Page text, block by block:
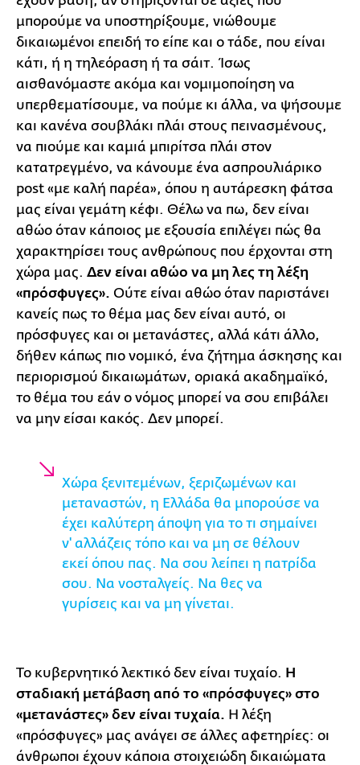
μπορούμε να υποστηρίξουμε, νιώθουμε
δικαιωμένοι επειδή το είπε και ο τάδε, που είναι
κάτι, ή η τηλεόραση ή τα σάιτ. Ίσως
αισθανόμαστε ακόμα και νομιμοποίηση να
υπερθεματίσουμε, να πούμε κι άλλα, να ψήσουμε
και κανένα σουβλάκι πλάι στους πεινασμένους,
να πιούμε και καμιά μπιρίτσα πλάι στον
κατατρεγμένο, να κάνουμε ένα ασπρουλιάρικο
post «με καλή παρέα», όπου η αυτάρεσκη φάτσα
μας είναι γεμάτη κέφι. Θέλω να πω, δεν είναι
αθώο όταν κάποιος με εξουσία επιλέγει πώς θα
χαρακτηρίσει τους ανθρώπους που έρχονται στη
χώρα μας. Δεν είναι αθώο να μη λες τη λέξη
«πρόσφυγες». Ούτε είναι αθώο όταν παριστάνει
κανείς πως το θέμα μας δεν είναι αυτό, οι
πρόσφυγες και οι μετανάστες, αλλά κάτι άλλο,
δήθεν κάπως πιο νομικό, ένα ζήτημα άσκησης και
περιορισμού δικαιωμάτων, οριακά ακαδημαϊκό,
το θέμα του εάν ο νόμος μπορεί να σου επιβάλει
να μην είσαι κακός. Δεν μπορεί.
Χώρα ξενιτεμένων, ξεριζωμένων και
μεταναστών, η Ελλάδα θα μπορούσε να
έχει καλύτερη άποψη για το τι σημαίνει
ν' αλλάζεις τόπο και να μη σε θέλουν
εκεί όπου πας. Να σου λείπει η πατρίδα
σου. Να νοσταλγείς. Να θες να
γυρίσεις και να μη γίνεται.
Το κυβερνητικό λεκτικό δεν είναι τυχαίο. Η
σταδιακή μετάβαση από το «πρόσφυγες» στο
«μετανάστες» δεν είναι τυχαία. Η λέξη
«πρόσφυγες» μας ανάγει σε άλλες αφετηρίες: οι
άνθρωποι έχουν κάποια στοιχειώδη δικαιώματα